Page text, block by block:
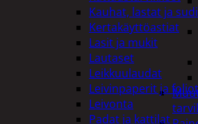
Kauhat, lastat ja
Kertakäyttöastiat
Lasit ja mukit
Lautaset
Leikkuulaudat
Leivinpaperit ja foliot
Leivonta
Padat ja kattilat